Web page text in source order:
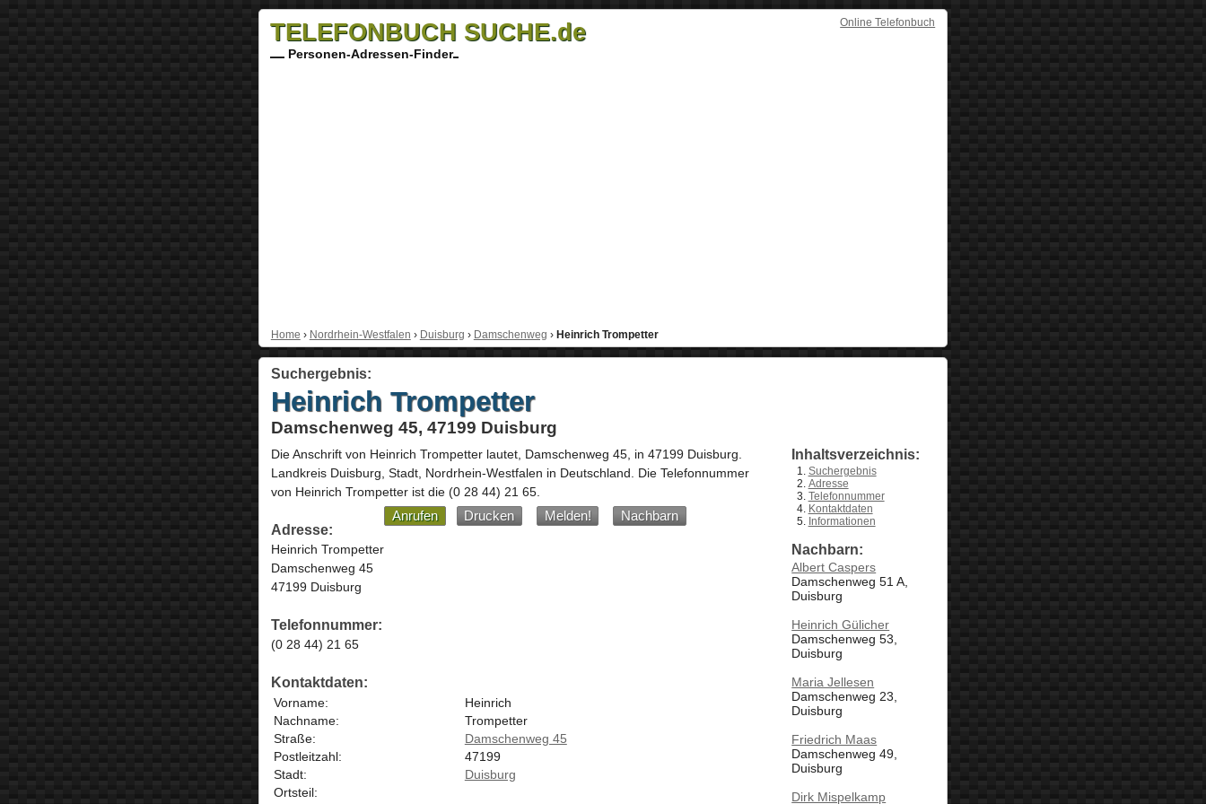
Online Telefonbuch
TELEFONBUCH SUCHE.de
Personen-Adressen-Finder
Home › Nordrhein-Westfalen › Duisburg › Damschenweg › Heinrich Trompetter
Suchergebnis:
Heinrich Trompetter
Damschenweg 45, 47199 Duisburg
Die Anschrift von Heinrich Trompetterlautet, Damschenweg 45, in 47199 Duisburg
Landkreis Duisburg, Stadt, Nordrhein-Westfalen in Deutschland
Die Telefonnummer
von Heinrich Trompetter ist die (0 28 44) 21 65.
Anrufen Drucken Melden!
Nachbarn
Adresse:
Heinrich Trompetter
Damschenweg 45
47199 Duisburg
Telefonnummer:
(0 28 44) 21 65
Kontaktdaten:
Vorname:
Heinrich
Nachname:
Trompetter
Straße:
Damschenweg 45
Postleitzahl:
47199
Stadt:
Duisburg
Ortsteil:
Inhaltsverzeichnis:
Suchergebnis
Adresse
Telefonnummer
Kontaktdaten
Informationen
Nachbarn:
Albert Caspers
Damschenweg 51 A,
Duisburg
Heinrich Gülicher
Damschenweg 53,
Duisburg
Maria Jellesen
Damschenweg 23,
Duisburg
Friedrich Maas
Damschenweg 49,
Duisburg
Dirk Mispelkamp